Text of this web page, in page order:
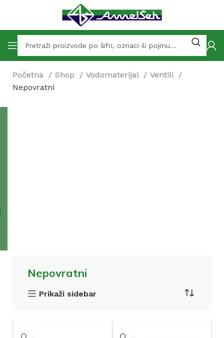
Početna Shop Vodomaterijal
Ventili
Nepovratni
Nepovratni
Prikaži sidebar